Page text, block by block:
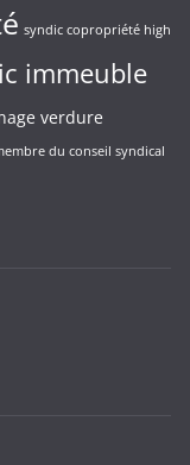
syndic copropriété high
immeuble
verdure
du conseil syndical